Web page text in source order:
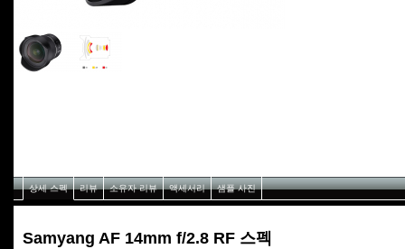
상세 스펙 리뷰 소유자 리뷰 액세서리 샘플 사진
Samyang AF 14mm f/2.8 RF 스펙